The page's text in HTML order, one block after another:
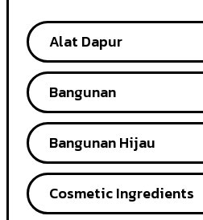
Alat Dapur
Bangunan
Bangunan Hijau
Cosmetic Ingredients